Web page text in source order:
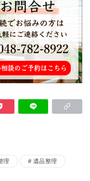
理 遺品整理